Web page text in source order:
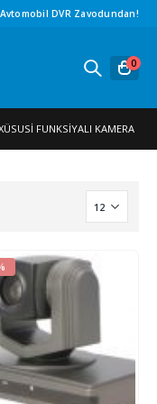
DVR Zavodundan!
0
FUNKSIYALI KAMERA